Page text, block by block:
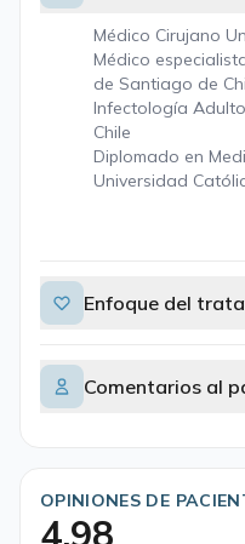
Médico Cirujano
Médico
de Santiago de
Infectología
Chile
Diplomado en
Universidad
Enfoque del
Comentarios al
OPINIONES DE
4,98